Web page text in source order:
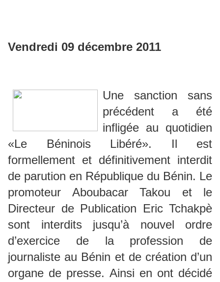
Vendredi 09 décembre 2011
Une sanction sans
précédent a été
infligée au quotidien
«Le Béninois Libéré». Il est
formellement et définitivement interdit
de parution en République du Bénin. Le
promoteur Aboubacar Takou et le
Directeur de Publication Eric Tchakpè
sont interdits jusqu’à nouvel ordre
d’exercice de la profession de
journaliste au Bénin et de création d’un
organe de presse. Ainsi en ont décidé